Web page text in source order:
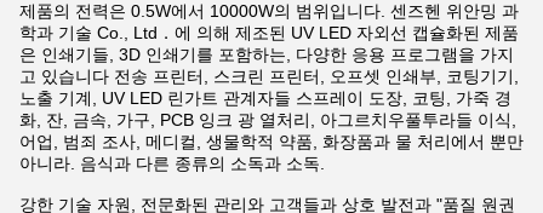
제품의 전력은 0.5W에서 10000W의 범위입니다. 센즈헨 위안밍 과
학과 기술 Co., Ltd．에 의해 제조된 UV LED 자외선 캡슐화된 제품
은 인쇄기들, 3D 인쇄기를 포함하는, 다양한 응용 프로그램을 가지
고 있습니다 전송 프린터, 스크린 프린터, 오프셋 인쇄부, 코팅기기,
노출 기계, UV LED 린가트 관계자들 스프레이 도장, 코팅, 가죽 경
화, 잔, 금속, 가구, PCB 잉크 광 열처리, 아그르치우풀투라들 이식,
어업, 범죄 조사, 메디컬, 생물학적 약품, 화장품과 물 처리에서 뿐만
아니라. 음식과 다른 종류의 소독과 소독.
강한 기술 자원, 전문화된 관리와 고객들과 상호 발전과 "품질 원권